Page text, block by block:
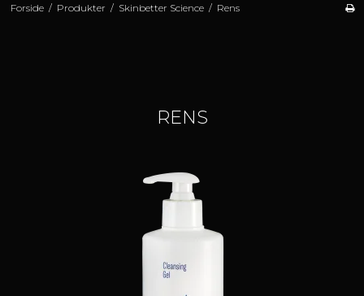
Forside / Produkter / Skinbetter Science / Rens
RENS